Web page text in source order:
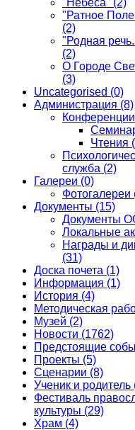
"Ратное
(2)
"Родная
(2)
О Городе
(3)
Uncategorised (0)
Администрация (8)
Конференции
Чтения
служба (2)
Галереи (0)
Фотогалереи
Документы (15)
Документы
Локальные
Награды и
(31)
Доска почета (1)
Информация (1)
История (4)
Методическая
Музей (2)
Новости (1762)
Предстоящие
Проекты (5)
Сценарии (8)
Ученик и родитель
Фестиваль
культуры (29)
Храм (4)